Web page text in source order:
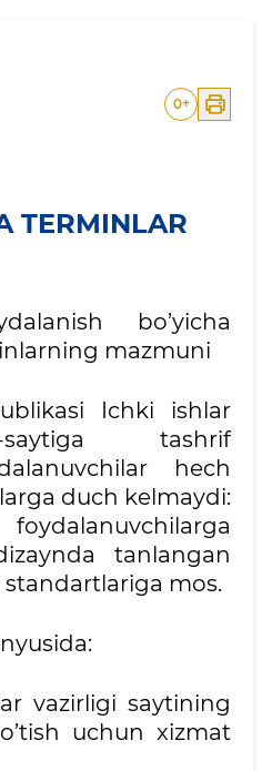
0+
TERMINLAR
bo’yicha
mazmuni
Ichki ishlar
tashrif
hech
duch kelmaydi:
tanlangan
mos.
vazirligi saytining
uchun xizmat